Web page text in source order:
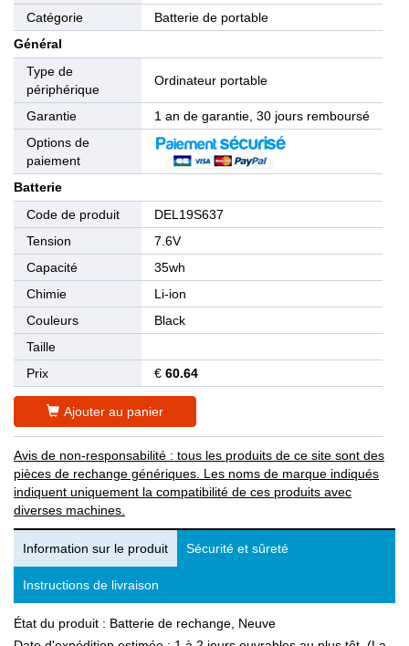
Catégorie
Batterie de portable
Général
Type de
périphérique
Ordinateur portable
Garantie
1 an de garantie, 30 jours remboursé
Options de
paiement
Batterie
Code de produit
DEL19S637
Tension
7.6V
Capacité
35wh
Chimie
Li-ion
Couleurs
Black
Taille
Prix
€ 60.64
Ajouter au panier
Avis de non-responsabilité : tous les produits de ce site sont des
pièces de rechange génériques. Les noms de marque indiqués
indiquent uniquement la compatibilité de ces produits avec
diverses machines.
Information sur le produit Sécurité et sûreté
Instructions de livraison
État du produit : Batterie de rechange, Neuve